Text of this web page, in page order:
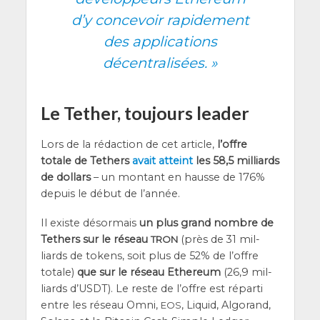
d’y conce­voir rapi­de­ment
des appli­ca­tions
décentralisées. »
Le Tether, toujours leader
Lors de la rédac­tion de cet article, l’offre
totale de Tethers avait atteintles 58,5 mil­liards
de dol­lars– un mon­tant en hausse de 176%
depuis le début de l’année.
Il existe désor­mais un plus grand nombre de
Tethers sur le réseau TRON(près de 31 mil­
liards de tokens, soit plus de 52% de l’offre
totale) que sur le réseau Ethe­reum(26,9 mil­
liards d’USDT). Le reste de l’offre est répar­ti
entre les réseau Omni, EOS, Liquid, Algo­rand,